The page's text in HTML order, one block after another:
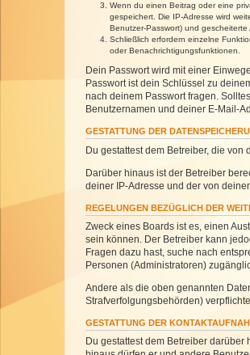
Wenn du einen Beitrag oder eine
gespeichert. Die IP-Adresse wird
Benutzer-Passwort) und
Schließlich erfordern einzelne
oder Benachrichtigungsfunktionen.
Dein Passwort wird mit einer
Passwort ist dein Schlüssel zu
nach deinem Passwort fragen.
Benutzernamen und deiner E-Mail-
GESTATTUNG DER
Du gestattest dem Betreiber, die
Darüber hinaus ist der Betreiber
deiner IP-Adresse und der von
REGELUNGEN BEZÜGLICH DER
Zweck eines Boards ist es, einen
sein können. Der Betreiber kann
Fragen dazu hast, suche nach
Personen (Administratoren)
Andere als die oben genannten
Strafverfolgungsbehörden)
GESTATTUNG DER
Du gestattest dem Betreiber